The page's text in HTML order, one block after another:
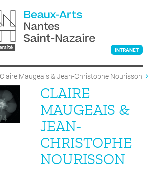
INTRANET
Claire Maugeais & Jean-Christophe Nourisson
CLAIRE
MAUGEAIS &
JEAN-
CHRISTOPHE
NOURISSON